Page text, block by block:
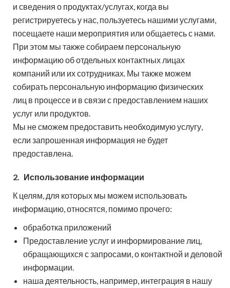
и сведения о продуктах/услугах, когда вы
регистрируетесь у нас, пользуетесь нашими услугами,
посещаете наши мероприятия или общаетесь с нами.
При этом мы также собираем персональную
информацию об отдельных контактных лицах
компаний или их сотрудниках. Мы также можем
собирать персональную информацию физических
лиц в процессе и в связи с предоставлением наших
услуг или продуктов.
Мы не сможем предоставить необходимую услугу,
если запрошенная информация не будет
предоставлена.
2. Использование информации
К целям, для которых мы можем использовать
информацию, относятся, помимо прочего:
обработка приложений
Предоставление услуг и информирование лиц,
обращающихся с запросами, о контактной и деловой
информации.
наша деятельность, например, интеграция в нашу